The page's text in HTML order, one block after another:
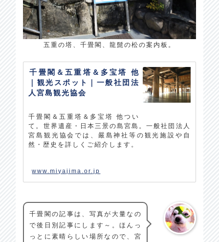
五重の塔、千畳閣、龍髭の松の案内板。
千畳閣＆五重塔＆多宝塔 他
｜観光スポット｜一般社団法
人宮島観光協会
千畳閣＆五重塔＆多宝塔 他つい
て。世界遺産・日本三景の島宮島。一般社団法人
宮島観光協会では、嚴島神社等の観光施設や自
然・歴史を詳しくご紹介します。
www.miyajima.or.jp
千畳閣の記事は、写真が大量なの
で後日別記事にします～。ほんっ
っとに素晴らしい場所なので、宮